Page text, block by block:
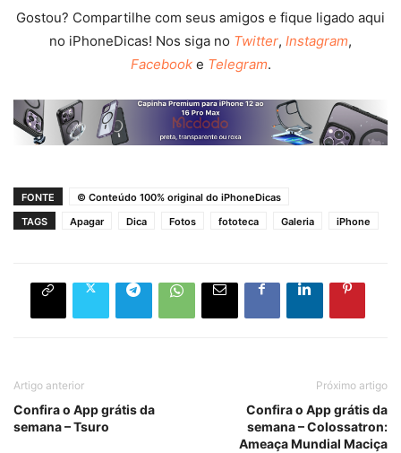
Gostou? Compartilhe com seus amigos e fique ligado aqui
no iPhoneDicas! Nos siga no Twitter, Instagram,
Facebooke Telegram.
FONTE
© Conteúdo 100% original do iPhoneDicas
TAGS
Apagar Dica Fotos fototeca Galeria iPhone
Artigo anterior
Confira o App grátis da
semana – Tsuro
Próximo artigo
Confira o App grátis da
semana – Colossatron:
Ameaça Mundial Maciça